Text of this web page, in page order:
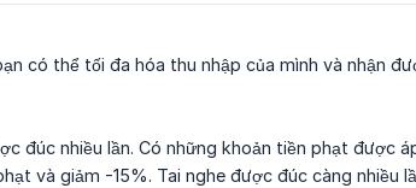
có thể tối đa hóa thu nhập của mình và nhận
đúc nhiều lần. Có những khoản tiền phạt được
và giảm -15%. Tai nghe được đúc càng nhiều